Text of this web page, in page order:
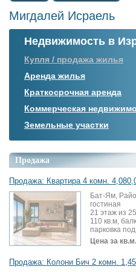
Мигдалей Исраель
Недвижимость в
Купля / продажа жилья
Аренда жилья
Краткосрочная аренда
Коммерческая
Земельные участки
Продажа
Продажа: Квартира 4 комн.
Бат-Ям,
гостиная
21 этаж из
110 кв.м,
парковка
Цена за кв.м.
Продажа: Колони Бич 2 комн.